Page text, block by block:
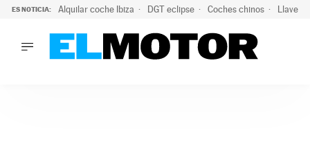
ES NOTICIA: Alquilar coche Ibiza DGT eclipse Coches chinos Llaves